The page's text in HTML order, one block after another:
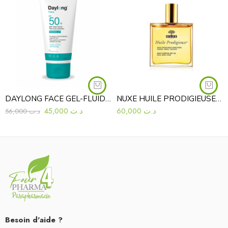
DAYLONG FACE GEL-FLUIDE SPF 50+ SENSITIVE 50ML
د.ت56,000 د.ت
NUXE HUILE PRODIGIEUSE 50ML
د.ت
Besoin d'aide ?